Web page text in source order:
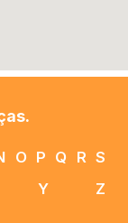
O P Q R S
Y Z